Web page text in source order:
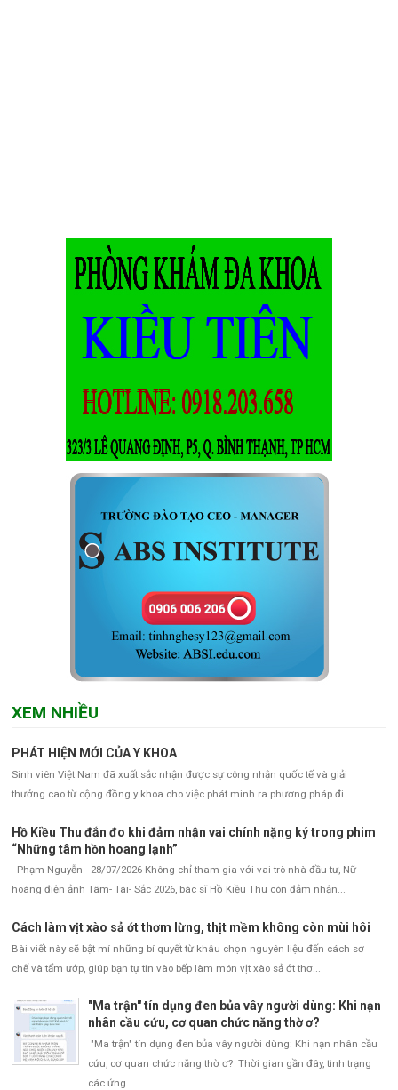
XEM NHIỀU
PHÁT HIỆN MỚI CỦA Y KHOA
Sinh viên Việt Nam đã xuất sắc nhận được sự công nhận quốc tế và giải
thưởng cao từ cộng đồng y khoa cho việc phát minh ra phương pháp đi...
Hồ Kiều Thu đắn đo khi đảm nhận vai chính nặng ký trong phim
“Những tâm hồn hoang lạnh”
Phạm Nguyễn - 28/07/2026 Không chỉ tham gia với vai trò nhà đầu tư, Nữ
hoàng điện ảnh Tâm- Tài- Sắc 2026, bác sĩ Hồ Kiều Thu còn đảm nhận...
Cách làm vịt xào sả ớt thơm lừng, thịt mềm không còn mùi hôi
Bài viết này sẽ bật mí những bí quyết từ khâu chọn nguyên liệu đến cách sơ
chế và tẩm ướp, giúp bạn tự tin vào bếp làm món vịt xào sả ớt thơ...
"Ma trận" tín dụng đen bủa vây người dùng: Khi nạn
nhân cầu cứu, cơ quan chức năng thờ ơ?
"Ma trận" tín dụng đen bủa vây người dùng: Khi nạn nhân cầu
cứu, cơ quan chức năng thờ ơ? Thời gian gần đây, tình trạng
các ứng ...